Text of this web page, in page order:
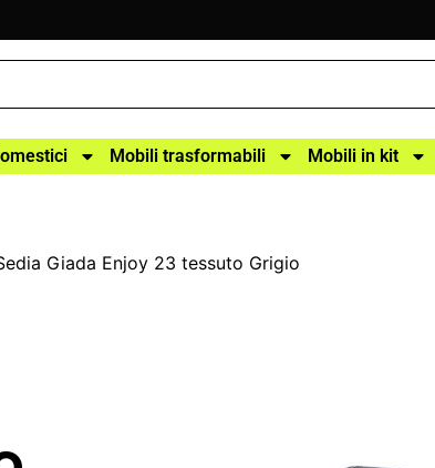
Mobili trasformabili Mobili in kit
Giada Enjoy 23 tessuto Grigio